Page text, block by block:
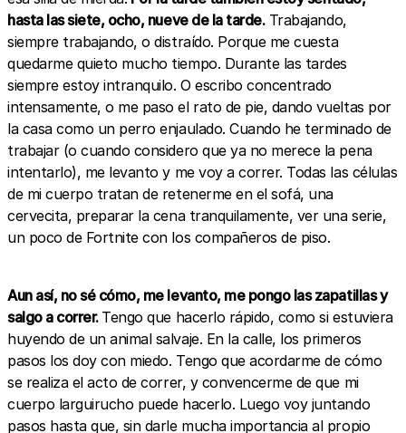
hasta las siete, ocho, nueve de la tarde.Trabajando,
siempre trabajando, o distraído. Porque me cuesta
quedarme quieto mucho tiempo. Durante las tardes
siempre estoy intranquilo. O escribo concentrado
intensamente, o me paso el rato de pie, dando vueltas por
la casa como un perro enjaulado. Cuando he terminado de
trabajar (o cuando considero que ya no merece la pena
intentarlo), me levanto y me voy a correr. Todas las células
de mi cuerpo tratan de retenerme en el sofá, una
cervecita, preparar la cena tranquilamente, ver una serie,
un poco de Fortnite con los compañeros de piso.
Aun así, no sé cómo, me levanto, me pongo las zapatillas y
salgo a correr. Tengo que hacerlo rápido, como si estuviera
huyendo de un animal salvaje. En la calle, los primeros
pasos los doy con miedo. Tengo que acordarme de cómo
se realiza el acto de correr, y convencerme de que mi
cuerpo larguirucho puede hacerlo. Luego voy juntando
pasos hasta que, sin darle mucha importancia al propio